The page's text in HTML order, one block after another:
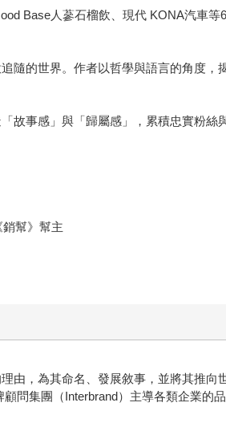
Base人蔘石榴飲、現代 KONA汽車等
隨的世界。作者以哲學與語言的角度，
故事感」與「歸屬感」，累積忠實粉絲
幫》幫主
由，為其命名、發展敘事，並將其推向
問集團（Interbrand）主導各類企業